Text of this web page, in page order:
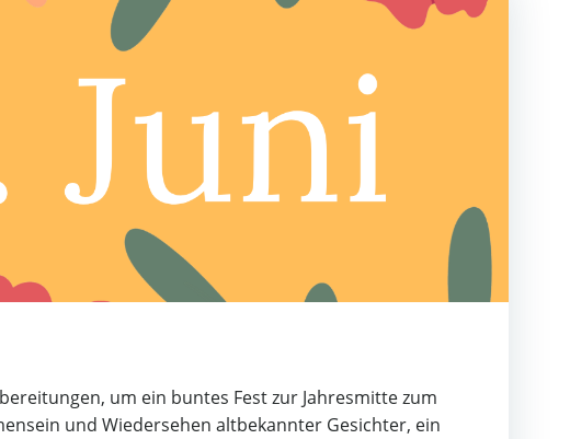
um ein buntes Fest zur Jahresmitte zum
und Wiedersehen altbekannter Gesichter, ein